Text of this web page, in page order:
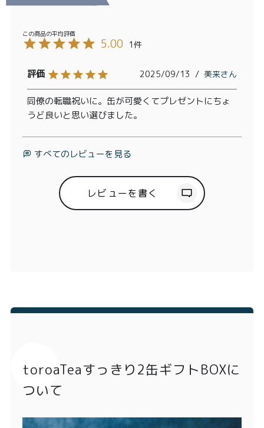
5.00 1
美来
2025/09/13
同僚の転職祝いに。缶が可愛くてプレゼントにちょ
うど良いと思い選びました。
すべてのレビューを見る
レビューを書く
toroaTeaすっきり2缶ギフトBOXに
ついて